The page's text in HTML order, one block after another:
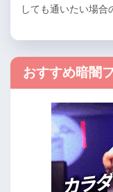
しても通いたい場
おすすめ暗闇